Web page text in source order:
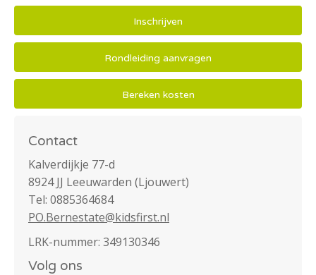
Inschrijven
Rondleiding aanvragen
Bereken kosten
Contact
Kalverdijkje 77-d
8924 JJ Leeuwarden (Ljouwert)
Tel: 0885364684
PO.Bernestate@kidsfirst.nl
LRK-nummer: 349130346
Volg ons